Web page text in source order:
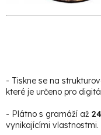
- Tiskne se na
které je určeno pro
- Plátno s gramáží až
vynikajícími vlastnostmi.